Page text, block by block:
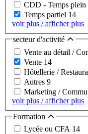
CDD - Temps plein
Temps partiel 14
voir plus / afficher plus
secteur d'activité
Vente au détail /
Vente 14
Hôtellerie /
Autres 9
Marketing /
voir plus / afficher plus
Formation
Lycée ou CFA 14